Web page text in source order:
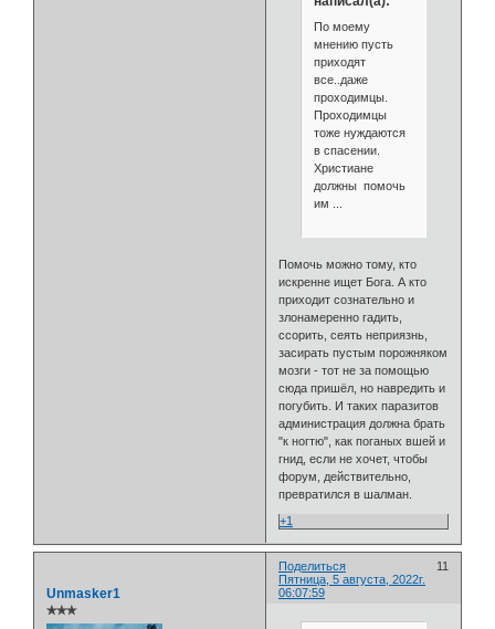
По моему
мнению пусть
приходят
все..даже
проходимцы.
Проходимцы
тоже нуждаются
в спасении.
Христиане
должны помочь
им ...
Помочь можно тому, кто
искренне ищет Бога. А кто
приходит сознательно и
злонамеренно гадить,
ссорить, сеять неприязнь,
засирать пустым порожняком
мозги - тот не за помощью
сюда пришёл, но навредить и
погубить. И таких паразитов
администрация должна брать
"к ногтю", как поганых вшей и
гнид, если не хочет, чтобы
форум, действительно,
превратился в шалман.
+1
Поделиться
11
Пятница, 5 августа, 2022г.
06:07:59
Unmasker1
✯✯✯